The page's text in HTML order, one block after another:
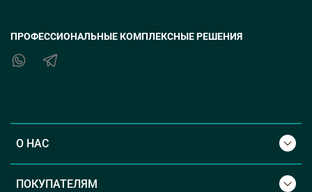
О НАС
ПОКУПАТЕЛЯМ
ПРОФЕССИОНАЛЬНЫЕ КОМПЛЕКСНЫЕ РЕШЕНИЯ